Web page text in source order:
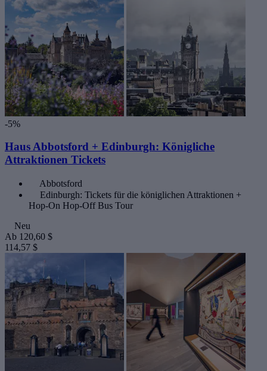
-5%
Haus Abbotsford + Edinburgh: Königliche
Attraktionen Tickets
Abbotsford
Edinburgh: Tickets für die königlichen Attraktionen +
Hop-On Hop-Off Bus Tour
Neu
Ab 120,60 $
114,57 $